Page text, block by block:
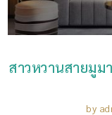
สาวหวานสายมูม
by